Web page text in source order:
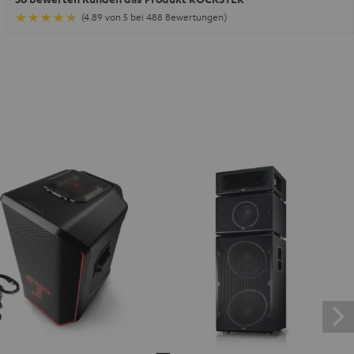
(4.89 von 5 bei 488 Bewertungen)